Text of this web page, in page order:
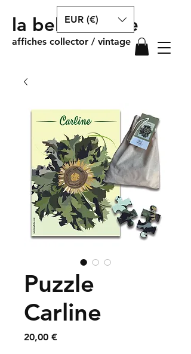
affiches collector / vintage
la belle affiche
EUR (€)
Puzzle
Carline
20,00 €Prix